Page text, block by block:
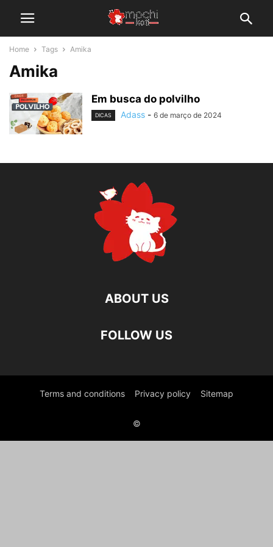
Home Tags Amika
Amika
Em busca do polvilho
DICAS Adass - 6 de março de 2024
ABOUT US
FOLLOW US
Terms and conditions Privacy policy Sitemap
©